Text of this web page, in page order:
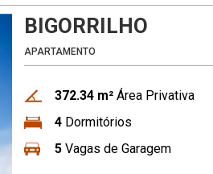
BIGORRILHO
APARTAMENTO
372.34 m² Área Privativa
4 Dormitórios
5 Vagas de Garagem